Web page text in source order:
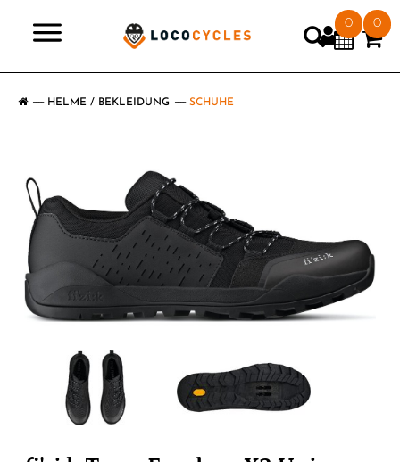
0 0
HELME / BEKLEIDUNG SCHUHE